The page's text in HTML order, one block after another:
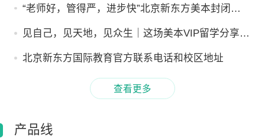
“老师好，管得严，进步快”北京新东方美本封闭营
见自己，见天地，见众生｜这场美本VIP留学分享
北京新东方国际教育官方联系电话和校区地址
查看更多
产品线